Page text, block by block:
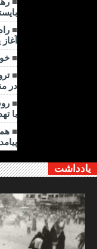
در
با
یادداشت